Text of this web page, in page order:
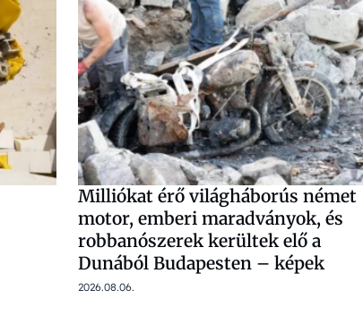
Milliókat érő világháborús német
motor, emberi maradványok, és
robbanószerek kerültek elő a
Dunából Budapesten – képek
2026.08.06.